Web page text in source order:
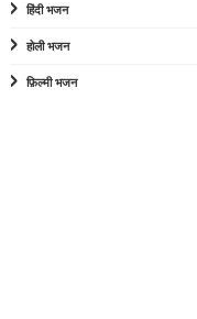
हिंदी भजन
होली भजन
फ़िल्मी भजन